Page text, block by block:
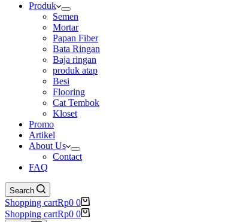
Produk
Semen
Mortar
Papan Fiber
Bata Ringan
Baja ringan
produk atap
Besi
Flooring
Cat Tembok
Kloset
Promo
Artikel
About Us
Contact
FAQ
Search
Shopping cartRp0 0
Shopping cartRp0 0